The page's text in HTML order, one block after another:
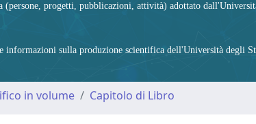
(persone, progetti, pubblicazioni, attività) adottato
informazioni sulla produzione scientifica dell'Università degli
in volume Capitolo di Libro